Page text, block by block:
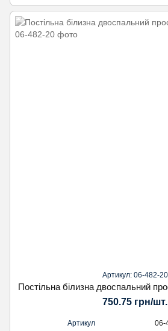
Артикул: 06-482-20
Постільна білизна двоспальний
750.75 грн/шт.
Артикул
06-